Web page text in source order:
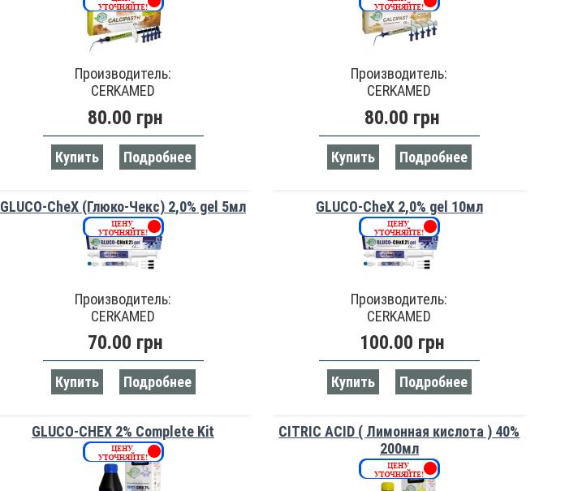
Производитель:
CERKAMED
80.00 грн
Купить Подробнее
Производитель:
CERKAMED
80.00 грн
Купить Подробнее
GLUCO-CheX (Глюко-Чекс) 2,0% gel 5мл
Производитель:
CERKAMED
70.00 грн
Купить Подробнее
GLUCO-CheX 2,0% gel 10мл
Производитель:
CERKAMED
100.00 грн
Купить Подробнее
GLUCO-CHEX 2% Complete Kit
CITRIC ACID ( Лимонная кислота ) 40%
200мл